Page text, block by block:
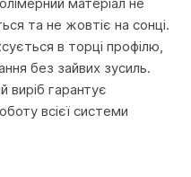
та не жовтіє на сонці.
в торці профілю,
без зайвих зусиль.
виріб гарантує
всієї системи